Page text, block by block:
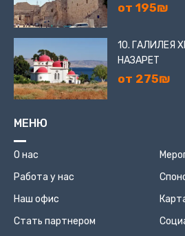
от 195₪
10. ГАЛИЛЕЯ
НАЗАРЕТ
от 275₪
МЕНЮ
О нас
Работа у нас
Наш офис
Стать партнером